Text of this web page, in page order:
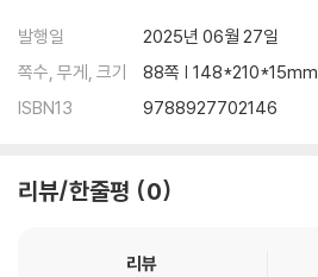
발행일
2025년 06월 27일
쪽수, 무게, 크기
88쪽 | 148*210*15mm
ISBN13
9788927702146
리뷰/한줄평 0
리뷰